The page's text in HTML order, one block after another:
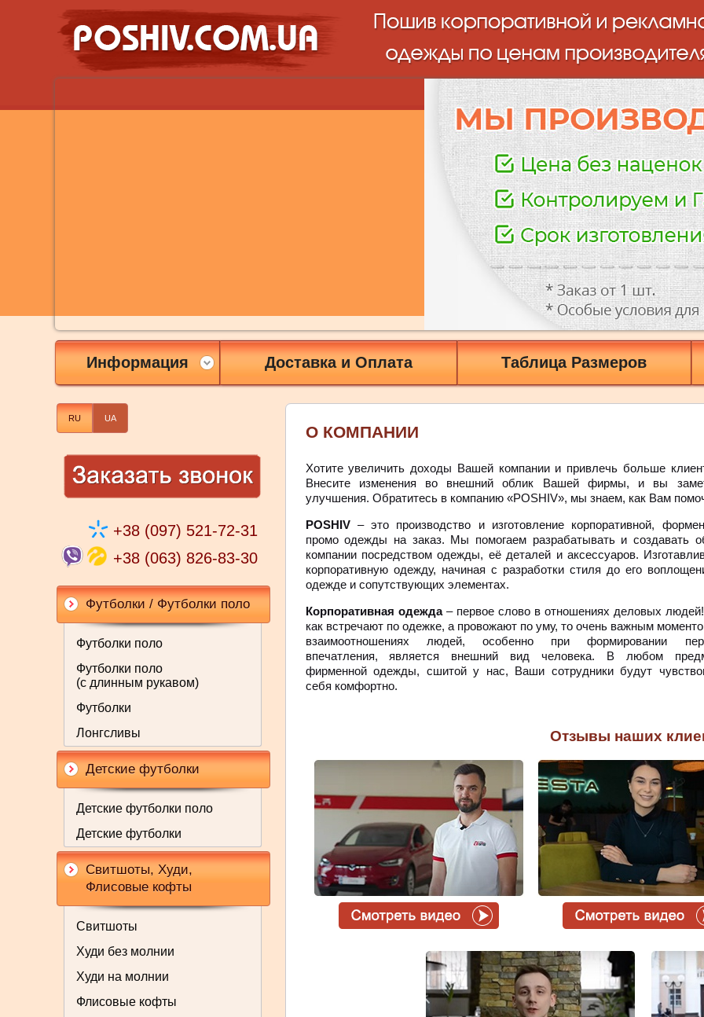
Информация Доставка и Оплата Таблица Размеров
RU UA
+38 (097) 521-72-31
+38 (063) 826-83-30
Футболки / Футболки поло
Футболки поло
Футболки поло
(с длинным рукавом)
Футболки
Лонгсливы
Детские футболки
Детские футболки поло
Детские футболки
Свитшоты, Худи,
Флисовые кофты
Свитшоты
Худи без молнии
Худи на молнии
Флисовые кофты
О КОМПАНИИ
Хотите увеличить доходы Вашей компании и привлечь больше
Внесите изменения во внешний облик Вашей фирмы, и вы
улучшения. Обратитесь в компанию «POSHIV», мы знаем, как Вам
POSHIV – это производство и изготовление корпоративной,
промо одежды на заказ. Мы помогаем разрабатывать и создавать
компании посредством одежды, её деталей и аксессуаров.
корпоративную одежду, начиная с разработки стиля до его
одежде и сопутствующих элементах.
Корпоративная одежда– первое слово в отношениях деловых
как встречают по одежке, а провожают по уму, то очень важным
взаимоотношениях людей, особенно при формировании
впечатления, является внешний вид человека. В любом
фирменной одежды, сшитой у нас, Ваши сотрудники будут
себя комфортно.
Отзывы наших